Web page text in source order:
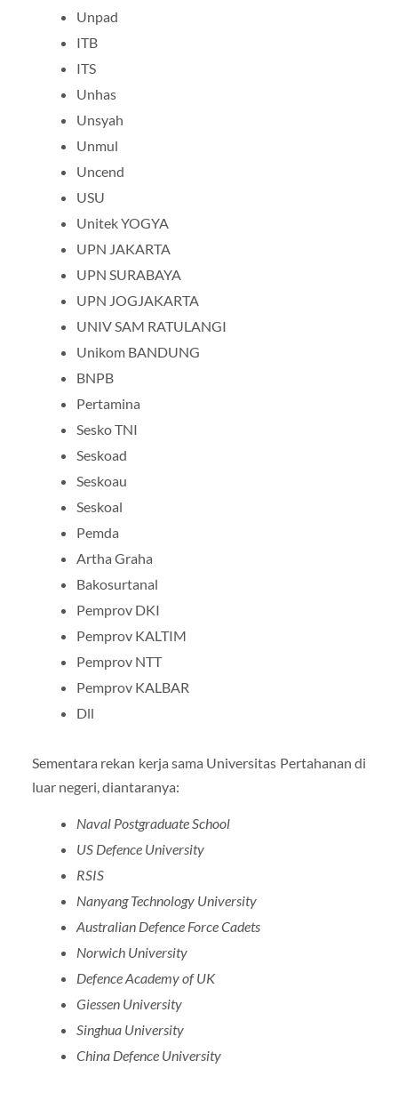
Unpad
ITB
ITS
Unhas
Unsyah
Unmul
Uncend
USU
Unitek YOGYA
UPN JAKARTA
UPN SURABAYA
UPN JOGJAKARTA
UNIV SAM RATULANGI
Unikom BANDUNG
BNPB
Pertamina
Sesko TNI
Seskoad
Seskoau
Seskoal
Pemda
Artha Graha
Bakosurtanal
Pemprov DKI
Pemprov KALTIM
Pemprov NTT
Pemprov KALBAR
Dll
Sementara rekan kerja sama Universitas Pertahanan di
luar negeri, diantaranya:
Naval Postgraduate School
US Defence University
RSIS
Nanyang Technology University
Australian Defence Force Cadets
Norwich University
Defence Academy of UK
Giessen University
Singhua University
China Defence University